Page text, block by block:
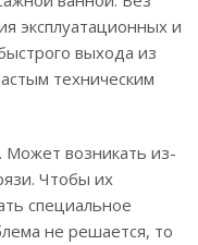
эксплуатационных и
выхода из
техническим
возникать из-
Чтобы их
специальное
не решается, то